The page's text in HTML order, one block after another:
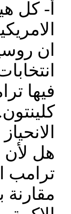
أ‌- كل
ان
فيها
هل لأن
ترامب
مقارنة